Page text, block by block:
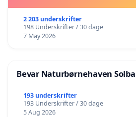
2 203 underskrifter
198 Underskrifter / 30 dage
7 May 2026
Bevar Naturbørnehaven
193 underskrifter
193 Underskrifter / 30 dage
5 Aug 2026